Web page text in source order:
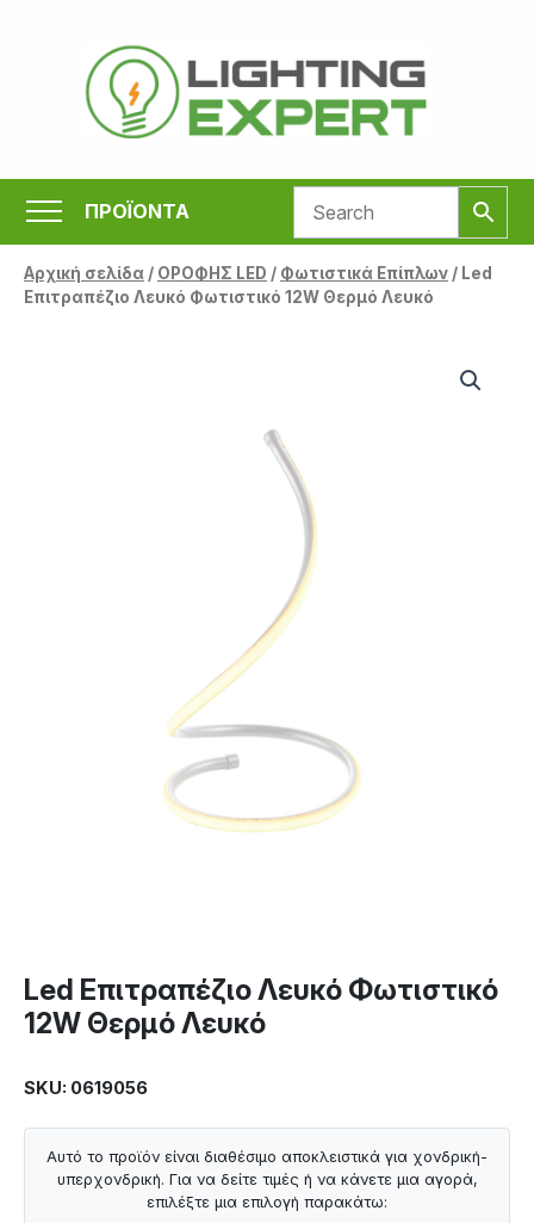
περιεχόμενο
ΠΡΟΪΟΝΤΑ
Αρχική σελίδα/ ΟΡΟΦΗΣ LED / Φωτιστικά Επίπλων/ Led
Επιτραπέζιο Λευκό Φωτιστικό 12W Θερμό Λευκό
Led Επιτραπέζιο Λευκό Φωτιστικό
12W Θερμό Λευκό
SKU: 0619056
Αυτό το προϊόν είναι διαθέσιμο αποκλειστικά για χονδρική-
υπερχονδρική. Για να δείτε τιμές ή να κάνετε μια αγορά,
επιλέξτε μια επιλογή παρακάτω: